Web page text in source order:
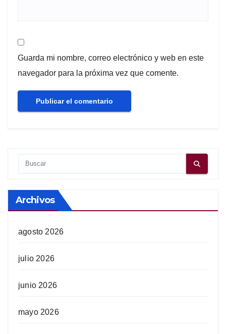
Guarda mi nombre, correo electrónico y web en este
navegador para la próxima vez que comente.
Archivos
agosto 2026
julio 2026
junio 2026
mayo 2026